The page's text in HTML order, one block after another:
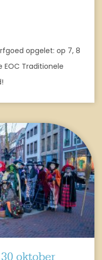
opgelet: op 7, 8
Traditionele
oktober